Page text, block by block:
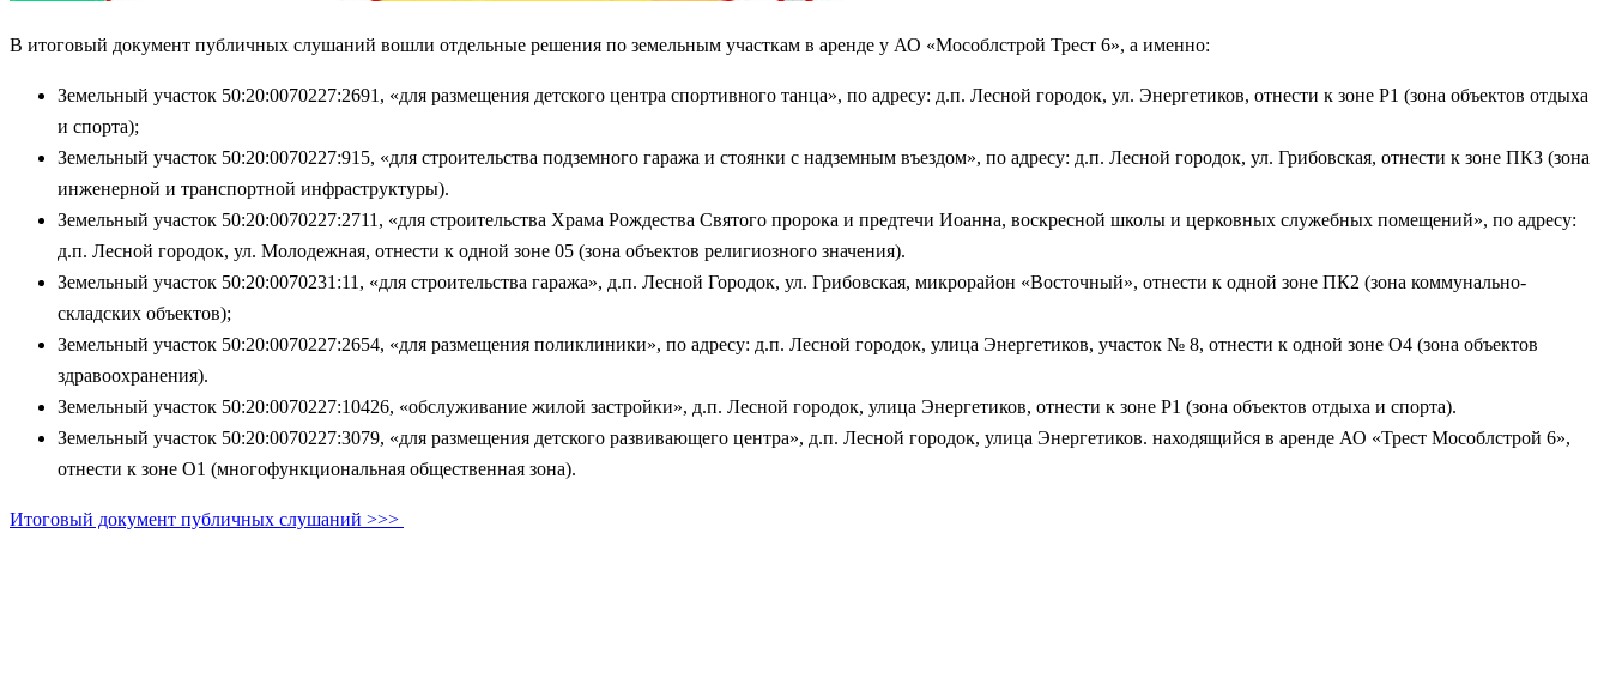
В итоговый документ публичных слушаний вошли отдельные решения по земельным участкам в аренде у АО «Мособлстрой Трест 6», а именно:
Земельный участок 50:20:0070227:2691, «для размещения детского центра спортивного танца», по адресу: д.п. Лесной городок, ул. Энергетиков, отнести к зоне Р1 (зона объектов отдыха
и спорта);
Земельный участок 50:20:0070227:915, «для строительства подземного гаража и стоянки с надземным въездом», по адресу: д.п. Лесной городок, ул. Грибовская, отнести к зоне ПКЗ (зона
инженерной и транспортной инфраструктуры).
Земельный участок 50:20:0070227:2711, «для строительства Храма Рождества Святого пророка и предтечи Иоанна, воскресной школы и церковных служебных помещений», по адресу:
д.п. Лесной городок, ул. Молодежная, отнести к одной зоне 05 (зона объектов религиозного значения).
Земельный участок 50:20:0070231:11, «для строительства гаража», д.п. Лесной Городок, ул. Грибовская, микрорайон «Восточный», отнести к одной зоне ПК2 (зона коммунально-
складских объектов);
Земельный участок 50:20:0070227:2654, «для размещения поликлиники», по адресу: д.п. Лесной городок, улица Энергетиков, участок № 8, отнести к одной зоне О4 (зона объектов
здравоохранения).
Земельный участок 50:20:0070227:10426, «обслуживание жилой застройки», д.п. Лесной городок, улица Энергетиков, отнести к зоне Р1 (зона объектов отдыха и спорта).
Земельный участок 50:20:0070227:3079, «для размещения детского развивающего центра», д.п. Лесной городок, улица Энергетиков. находящийся в аренде АО «Трест Мособлстрой 6»,
отнести к зоне О1 (многофункциональная общественная зона).
Итоговый документ публичных слушаний >>>